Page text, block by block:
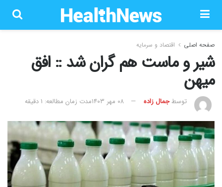
صفحه اصلی اقتصاد و سرمایه
شیر و ماست هم گران شد :: افق
میهن
توسطجمال زاده ۰۸ مهر ۱۴۰۳ مدت زمان مطالعه: 1 دقیقه